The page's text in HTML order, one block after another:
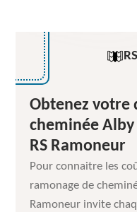
Obtenez votre
cheminée Alby
RS Ramoneur
Pour connaitre les
ramonage de
Ramoneur invite